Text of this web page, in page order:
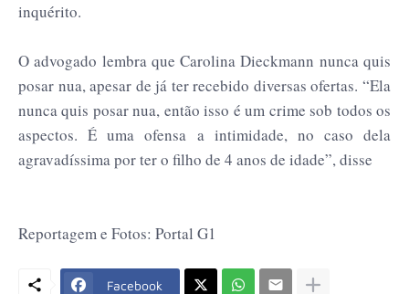
inquérito.
O advogado lembra que Carolina Dieckmann nunca quis
posar nua, apesar de já ter recebido diversas ofertas. “Ela
nunca quis posar nua, então isso é um crime sob todos os
aspectos. É uma ofensa a intimidade, no caso dela
agravadíssima por ter o filho de 4 anos de idade”, disse
Reportagem e Fotos: Portal G1
Facebook